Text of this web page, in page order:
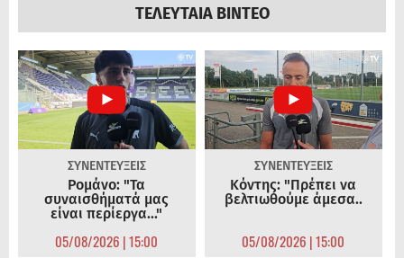
ΤΕΛΕΥΤΑΙΑ ΒΙΝΤΕΟ
ΣΥΝΕΝΤΕΥΞΕΙΣ
Ρομάνο: "Τα
συναισθήματά μας
είναι περίεργα..."
05/08/2026 | 15:00
ΣΥΝΕΝΤΕΥΞΕΙΣ
Κόντης: "Πρέπει να
βελτιωθούμε άμεσα..
05/08/2026 | 15:00